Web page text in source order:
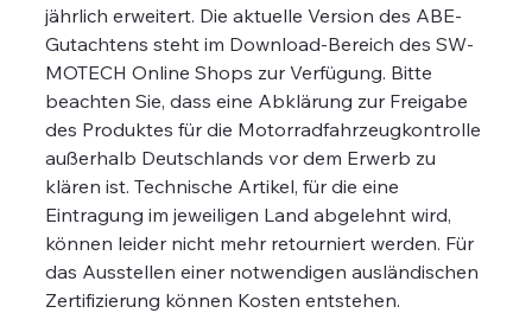
jährlich erweitert. Die aktuelle Version des ABE-
Gutachtens steht im Download-Bereich des SW-
MOTECH Online Shops zur Verfügung. Bitte
beachten Sie, dass eine Abklärung zur Freigabe
des Produktes für die Motorradfahrzeugkontrolle
außerhalb Deutschlands vor dem Erwerb zu
klären ist. Technische Artikel, für die eine
Eintragung im jeweiligen Land abgelehnt wird,
können leider nicht mehr retourniert werden. Für
das Ausstellen einer notwendigen ausländischen
Zertifizierung können Kosten entstehen.